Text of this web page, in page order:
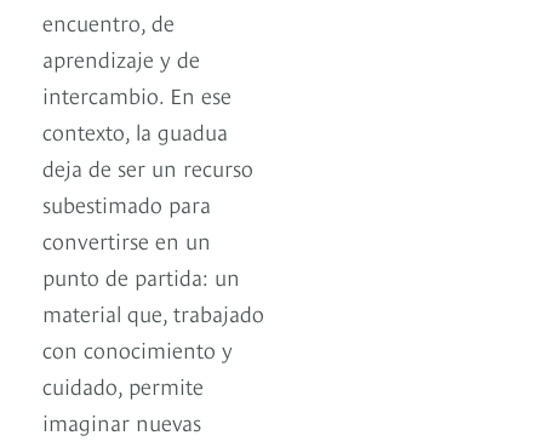
encuentro, de
aprendizaje y de
intercambio. En ese
contexto, la guadua
deja de ser un recurso
subestimado para
convertirse en un
punto de partida: un
material que, trabajado
con conocimiento y
cuidado, permite
imaginar nuevas